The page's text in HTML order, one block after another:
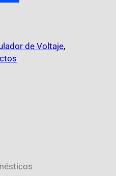
de Voltaje